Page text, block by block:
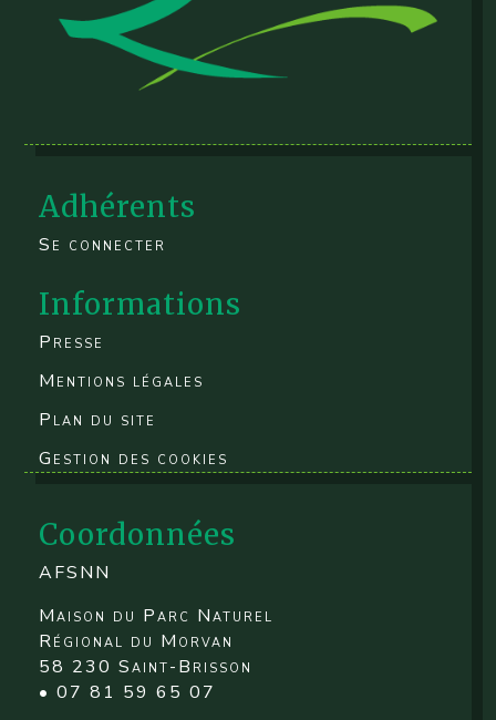
Adhérents
Se connecter
Informations
Presse
Mentions légales
Plan du site
Gestion des cookies
Coordonnées
AFSNN
Maison du Parc Naturel
Régional du Morvan
58 230 Saint-Brisson
• 07 81 59 65 07